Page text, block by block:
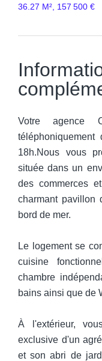
36.27 M², 157 500 €
Votre agence
18h.Nous vous
située dans un
des commerces
charmant pavillon
bord de mer.
Le logement se
cuisine
chambre
bains ainsi que de
À l'extérieur,
exclusive d'un
et son abri de